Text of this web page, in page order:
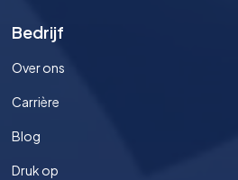
Bedrijf
Over ons
Carrière
Blog
Druk op